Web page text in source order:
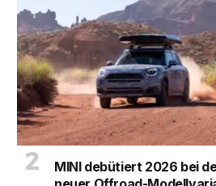
MINI debütiert 2026 bei